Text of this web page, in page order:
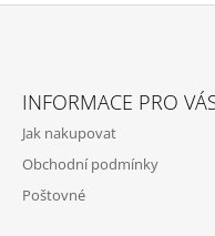
INFORMACE PRO
Jak nakupovat
Obchodní podmínky
Poštovné